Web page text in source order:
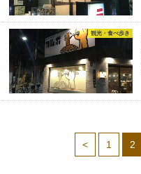
観光・食べ歩き
< 1 2